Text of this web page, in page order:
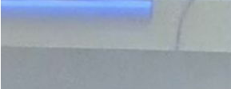
Larger